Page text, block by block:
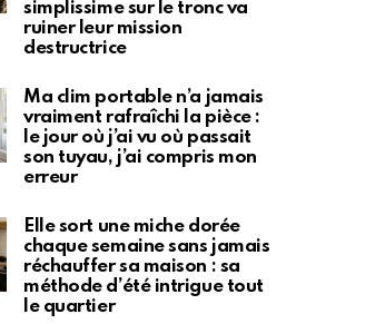
simplissime sur le tronc va
ruiner leur mission
destructrice
Ma clim portable n’a jamais
vraiment rafraîchi la pièce :
le jour où j’ai vu où passait
son tuyau, j’ai compris mon
erreur
Elle sort une miche dorée
chaque semaine sans jamais
réchauffer sa maison : sa
méthode d’été intrigue tout
le quartier